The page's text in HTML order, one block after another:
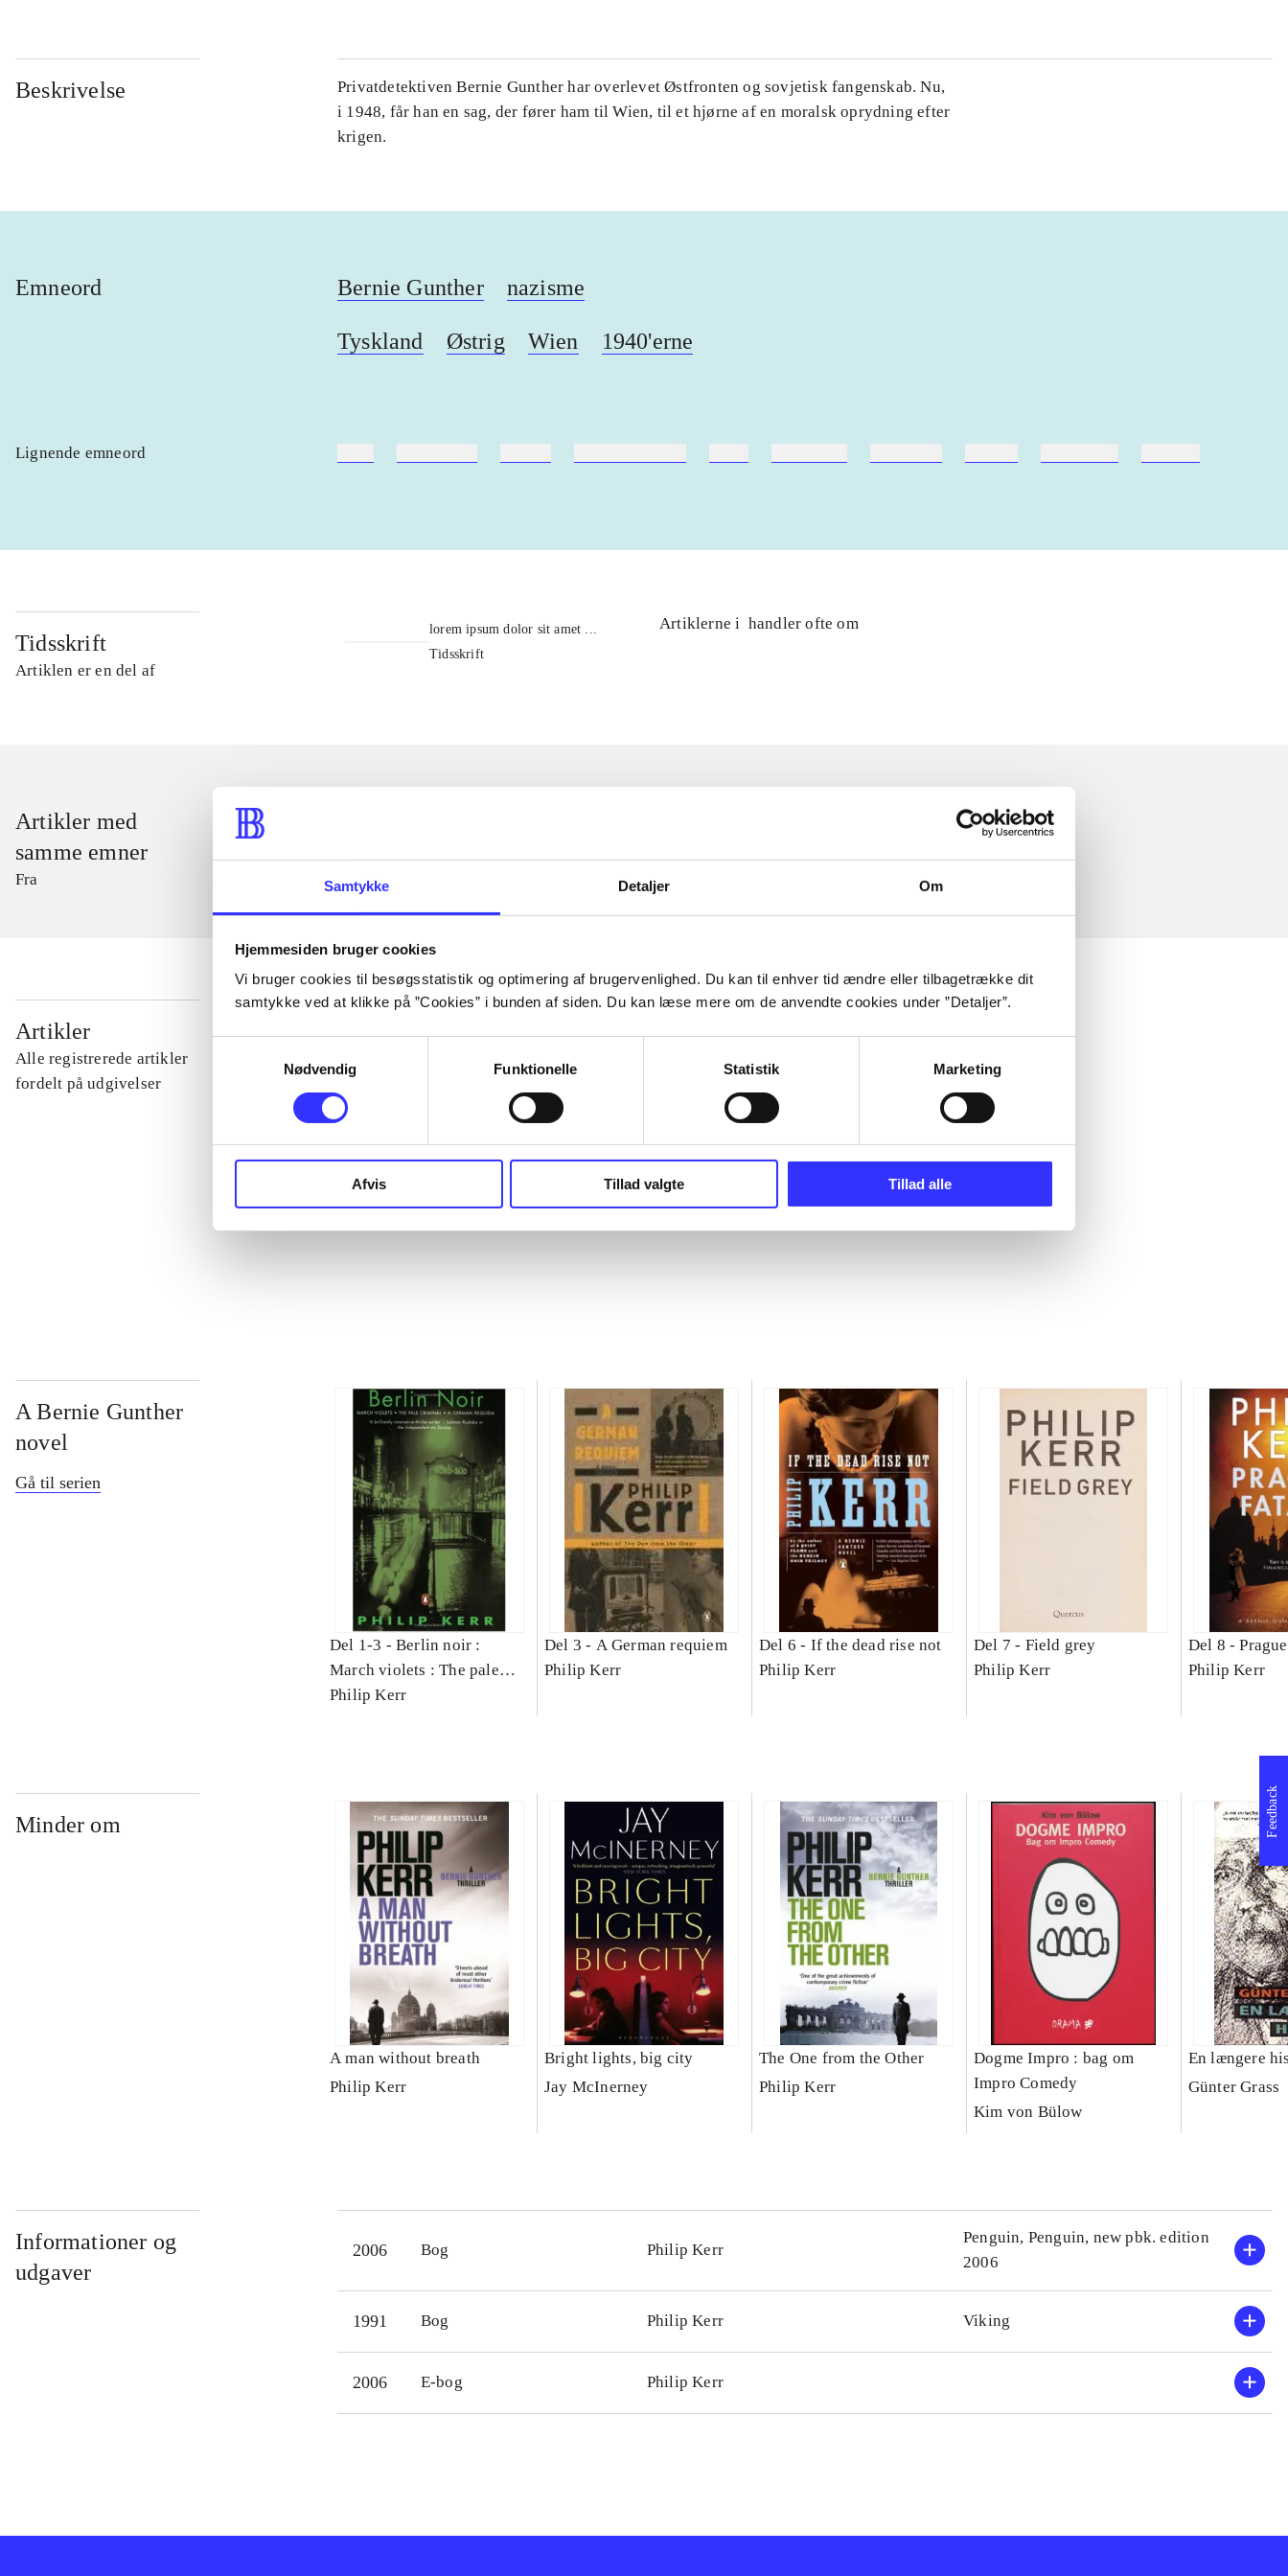
Samtykke Detaljer Om
Hjemmesiden bruger cookies
Vi bruger cookies til besøgsstatistik og optimering af brugervenlighed. Du kan til enhver tid ændre eller tilbagetrække dit
samtykke ved at klikke på ”Cookies” i bunden af siden. Du kan læse mere om de anvendte cookies under ”Detaljer”.
Nødvendig
Funktionelle Statistik Marketing
Afvis Tillad valgte Tillad alle
Beskrivelse
Privatdetektiven Bernie Gunther har overlevet Østfronten og sovjetisk fangenskab. Nu,
i 1948, får han en sag, der fører ham til Wien, til et hjørne af en moralsk oprydning efter
krigen.
Emneord Bernie Gunther nazisme
Tyskland Østrig Wien 1940'erne
Lignende emneord
Tidsskrift
Artiklen er en del af
lorem ipsum dolor sit amet ...
Tidsskrift
Artiklerne i handler ofte om
Artikler med
samme emner
Fra
Artikler
Alle registrerede artikler
fordelt på udgivelser
...
...
...
A Bernie Gunther
novel
Gå til serien
Del 1-3 - Berlin noir :
March violets : The pale
criminal : A German
Philip Kerr
Del 3 - A German requiem
Philip Kerr
Del 6 - If the dead rise not
Philip Kerr
Del 7 - Field grey
Philip Kerr
Del 8 -
Philip Kerr
Minder om
A man without breath
Philip Kerr
Bright lights, big city
Jay McInerney
The One from the Other
Philip Kerr
Dogme Impro : bag om
Impro Comedy
Kim von Bülow
En længere
Günter Grass
Informationer og
udgaver
2006 Bog Philip Kerr
Penguin, Penguin, new pbk. edition
2006
1991 Bog Philip Kerr Viking
2006 E-bog Philip Kerr
Feedback